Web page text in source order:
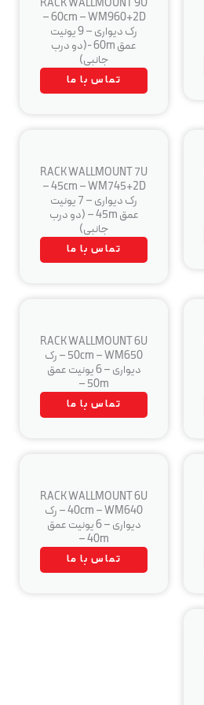
RACK WALLMOUNT 9U
60cm – WM960+2D –
رک دیواری – 9 یونیت
عمق 60m -(دو درب
جانبی)
تماس با ما
RACK WALLMOUNT 7U
45cm – WM745+2D –
رک دیواری – 7 یونیت
عمق 45m – (دو درب
جانبی)
تماس با ما
RACK WALLMOUNT 6U
50cm – WM650 – رک
دیواری – 6 یونیت عمق
50m –
تماس با ما
RACK WALLMOUNT 6U
40cm – WM640 – رک
دیواری – 6 یونیت عمق
40m –
تماس با ما